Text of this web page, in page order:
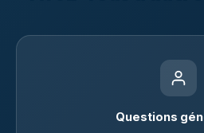
Questions